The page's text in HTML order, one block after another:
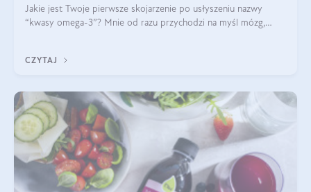
Jakie jest Twoje pierwsze skojarzenie po usłyszeniu nazwy
“kwasy omega-3”? Mnie od razu przychodzi na myśl mózg,
EPA.
CZYTAJ